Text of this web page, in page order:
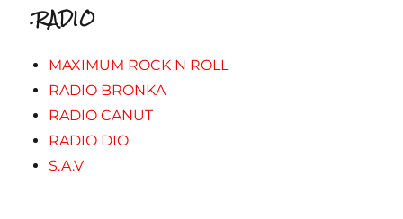
.RADIO
MAXIMUM ROCK N ROLL
RADIO BRONKA
RADIO CANUT
RADIO DIO
S.A.V